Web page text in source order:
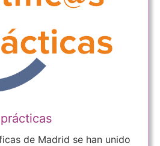
de Madrid se han unido